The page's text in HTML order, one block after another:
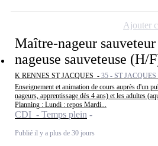
Maître-nageur
nageuse sauveteuse (H/
K RENNES ST JACQUES - 35 - ST
Enseignement et animation de cours auprès d'un
nageurs, apprentissage dès 4 ans) et les adultes
Planning : Lundi : repos Mardi...
CDI - Temps plein
Publié il y a plus de 30 jours
Ajouter